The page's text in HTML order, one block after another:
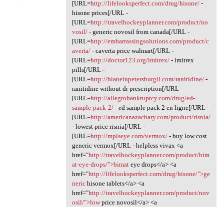
[URL=http://lifelooksperfect.com/drug/hisone/-
hisone prices[/URL -
[URL=http://travelhockeyplanner.com/product/no
vosil/- generic novosil from canada[/URL -
[URL=http://embarrassingsolutions.com/product/c
averta/- caverta price walmart[/URL -
[URL=http://doctor123.org/imitrex/- imitrex
pills[/URL -
[URL=http://blaneinpetersburgil.com/ranitidine/-
ranitidine without dr prescription[/URL -
[URL=http://allegrobankruptcy.com/drug/ed-
sample-pack-2/- ed sample pack 2 en ligne[/URL -
[URL=http://americanazachary.com/product/risnia/
- lowest price risnia[/URL -
[URL=http://mplseye.com/vermox/- buy low cost
generic vermox[/URL - helpless vivax <a
href="http://travelhockeyplanner.com/product/bim
at-eye-drops/">bimateye drops</a> <a
href="http://lifelooksperfect.com/drug/hisone/">ge
nerichisone tablets</a> <a
href="http://travelhockeyplanner.com/product/nov
osil/">lowprice novosil</a> <a